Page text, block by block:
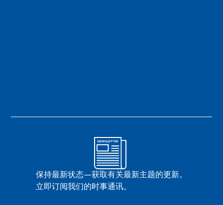
保持最新状态—获取有关最新主题的更新。
立即订阅我们的时事通讯。